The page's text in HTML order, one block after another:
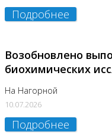
Подробнее
Возобновлено
биохимических
На Нагорной
10.07.2026
Подробнее